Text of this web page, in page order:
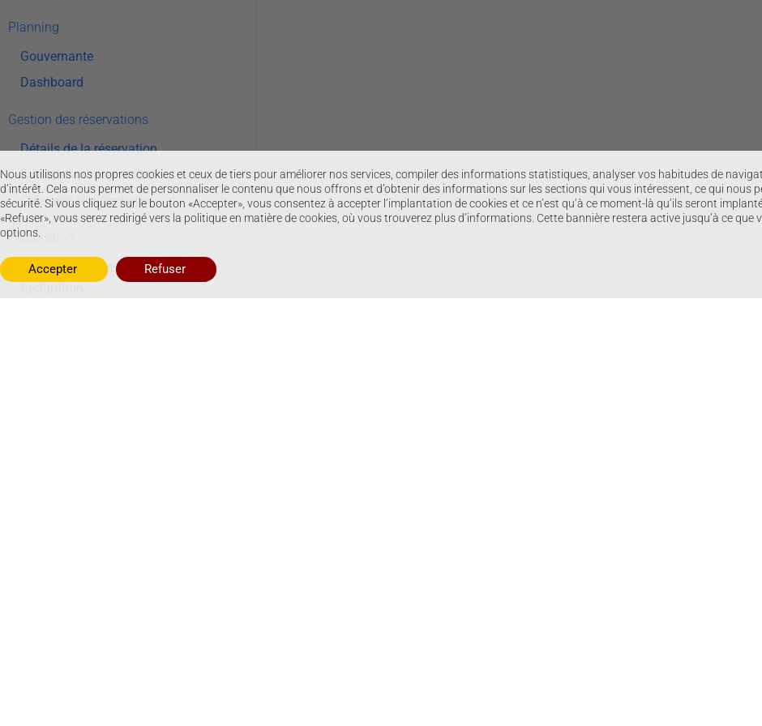
Planning
Gouvernante
Dashboard
Gestion des réservations
Détails de la réservation
Facturation réservation
Créer des Notifications
Facturation
Configurez votre modèle de
Nous utilisons nos propres cookies et ceux de tiers pour améliorer nos services, compiler des informations statistiques, analyser vos habitudes de
d’intérêt. Cela nous permet de personnaliser le contenu que nous offrons et d’obtenir des informations sur les sections qui vous intéressent, ce qui nous
sécurité. Si vous cliquez sur le bouton «Accepter», vous consentez à accepter l’implantation de cookies et ce n’est qu’à ce moment-là qu’ils seront
«Refuser», vous serez redirigé vers la politique en matière de cookies, où vous trouverez plus d’informations. Cette bannière restera active jusqu’à ce que
options.
Accepter Refuser